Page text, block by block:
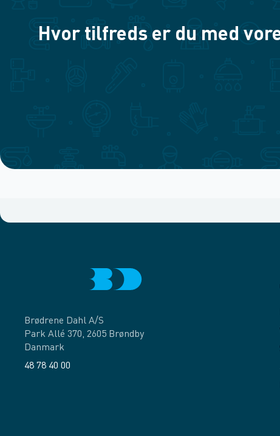
Hvor tilfreds er du med
Brødrene Dahl A/S
Park Allé 370, 2605 Brøndby
Danmark
48 78 40 00